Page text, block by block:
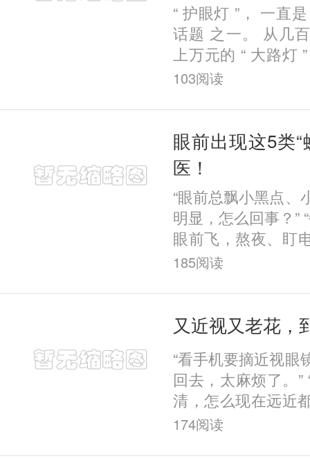
“ 护眼灯 ”， 一直
话题 之一。 从几
上万元的 “ 大路灯
眼花缭乱。 那么，
103阅读
眼前出现这5类
医！
“眼前总飘小黑点、
明显，怎么回事？”
眼前飞，熬夜、
才30岁，这样下去
185阅读
又近视又老花，
“看手机要摘近视眼
回去，太麻烦了。
清，怎么现在远近
做近视手术，会
174阅读